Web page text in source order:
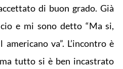
di buon grado. Già
e mi sono detto “Ma si,
va”. L’incontro è
tutto si è ben incastrato